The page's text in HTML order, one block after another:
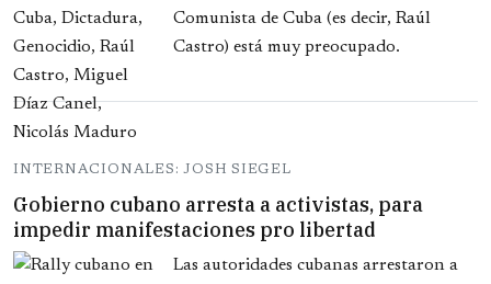
Comunista de Cuba (es decir, Raúl
Castro) está muy preocupado.
INTERNACIONALES: JOSH SIEGEL
Gobierno cubano arresta a activistas, para
impedir manifestaciones pro libertad
Las autoridades cubanas arrestaron a